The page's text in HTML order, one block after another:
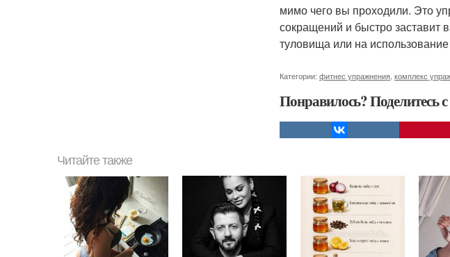
мимо чего вы проходили. Это
сокращений и быстро заставит
туловища или на
Категории: фитнес упражнения комплекс
Понравилось? Поделитесь
Читайте также